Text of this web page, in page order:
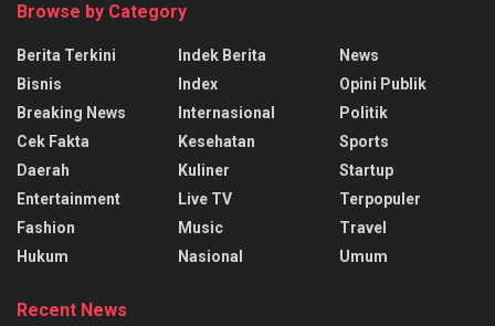
Browse by Category
Berita Terkini
Bisnis
Breaking News
Cek Fakta
Daerah
Entertainment
Fashion
Hukum
Indek Berita
Index
Internasional
Kesehatan
Kuliner
Live TV
Music
Nasional
News
Opini Publik
Politik
Sports
Startup
Terpopuler
Travel
Umum
Recent News